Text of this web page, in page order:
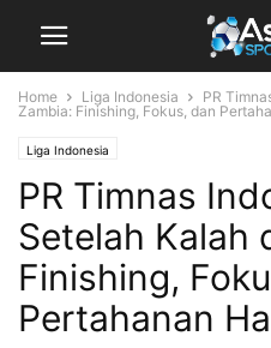
Home Liga Indonesia
PR
Zambia: Finishing, Fokus, dan
Liga Indonesia
PR Timnas
Setelah Kalah
Finishing,
Pertahanan